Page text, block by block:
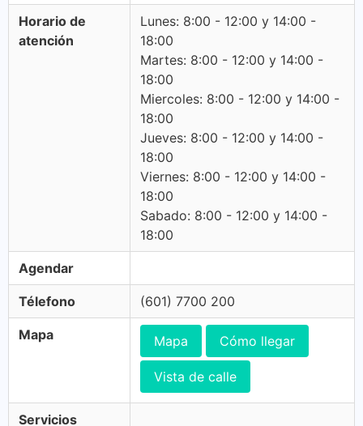
Horario de
atención
Lunes: 8:00 - 12:00 y 14:00 -
18:00
Martes: 8:00 - 12:00 y 14:00 -
18:00
Miercoles: 8:00 - 12:00 y 14:00 -
18:00
Jueves: 8:00 - 12:00 y 14:00 -
18:00
Viernes: 8:00 - 12:00 y 14:00 -
18:00
Sabado: 8:00 - 12:00 y 14:00 -
18:00
Agendar
Télefono (601) 7700 200
Mapa Mapa Cómo llegar
Vista de calle
Servicios